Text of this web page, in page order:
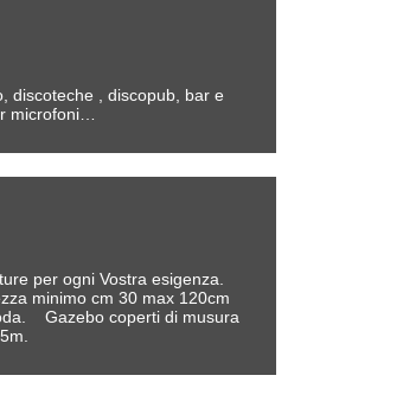
discoteche , discopub, bar e
microfoni…
per ogni Vostra esigenza.
minimo cm 30 max 120cm
Gazebo coperti di musura